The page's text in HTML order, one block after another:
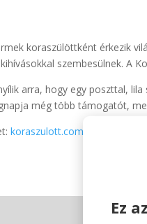
koraszülöttként érkezik
szembesülnek. A
arra, hogy egy poszttal,
még több támogatót,
koraszulott.com
Ez